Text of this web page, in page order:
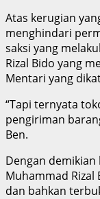
Atas kerugian
menghindari
saksi yang
Rizal Bido yang
Mentari yang
“Tapi ternyata
pengiriman
Ben.
Dengan demikian
Muhammad
dan bahkan